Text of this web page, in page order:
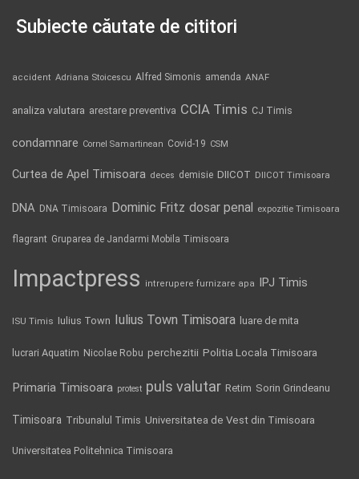
Subiecte căutate de cititori
accident Adriana Stoicescu Alfred Simonis amenda ANAF
analiza valutara arestare preventiva CCIA Timis CJ Timis
condamnare Cornel Samartinean Covid-19 CSM
Curtea de Apel Timisoara deces demisie DIICOT DIICOT Timisoara
DNA DNA Timisoara Dominic Fritz dosar penal expozitie Timisoara
flagrant Gruparea de Jandarmi Mobila Timisoara
Impactpress intrerupere furnizare apa IPJ Timis
ISU Timis Iulius Town Iulius Town Timisoara luare de mita
lucrari Aquatim Nicolae Robu perchezitii Politia Locala Timisoara
Primaria Timisoara protest puls valutar Retim Sorin Grindeanu
Timisoara Tribunalul Timis Universitatea de Vest din Timisoara
Universitatea Politehnica Timisoara